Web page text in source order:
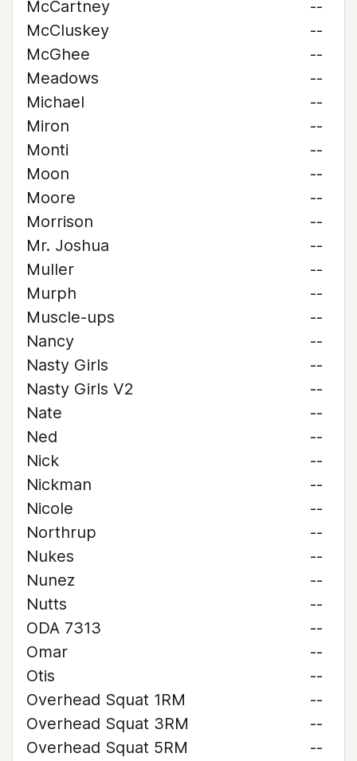
McCartney
--
McCluskey
--
McGhee
--
Meadows
--
Michael
--
Miron
--
Monti
--
Moon
--
Moore
--
Morrison
--
Mr. Joshua
--
Muller
--
Murph
--
Muscle-ups
--
Nancy
--
Nasty Girls
--
Nasty Girls V2
--
Nate
--
Ned
--
Nick
--
Nickman
--
Nicole
--
Northrup
--
Nukes
--
Nunez
--
Nutts
--
ODA 7313
--
Omar
--
Otis
--
Overhead Squat 1RM
--
Overhead Squat 3RM
--
Overhead Squat 5RM
--